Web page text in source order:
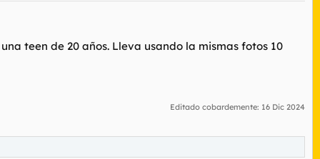
teen de 20 años. Lleva usando la mismas fotos 10
Editado cobardemente: 16 Dic 2024